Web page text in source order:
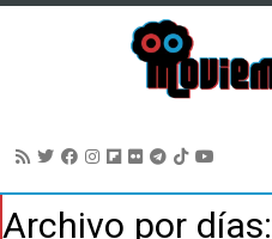
al
Archivo por días: